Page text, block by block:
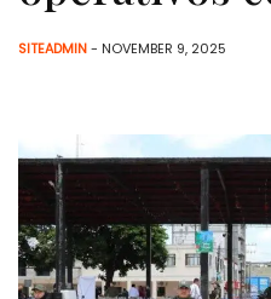
SITEADMIN- NOVEMBER 9, 2025